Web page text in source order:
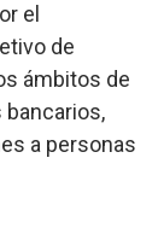
el
de
ámbitos de
a personas